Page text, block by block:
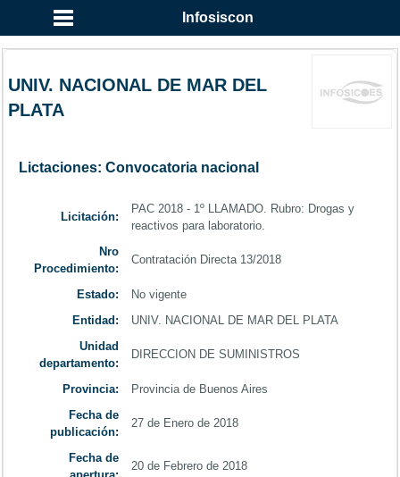
Infosiscon
UNIV. NACIONAL DE MAR DEL
PLATA
Lictaciones: Convocatoria nacional
Licitación:
PAC 2018 - 1º LLAMADO. Rubro: Drogas y
reactivos para laboratorio.
Nro
Procedimiento:
Contratación Directa 13/2018
Estado:
No vigente
Entidad:
UNIV. NACIONAL DE MAR DEL PLATA
Unidad
departamento:
DIRECCION DE SUMINISTROS
Provincia:
Provincia de Buenos Aires
Fecha de
publicación:
27 de Enero de 2018
Fecha de
20 de Febrero de 2018